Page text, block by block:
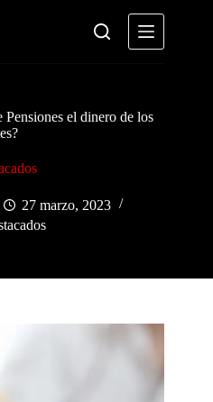
el dinero de los
27 marzo, 2023